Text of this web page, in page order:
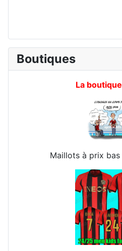
Boutiques
La
Maillots à prix bas